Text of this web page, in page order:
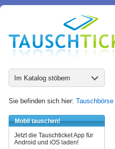
Im Katalog stöbern
Sie befinden sich hier: Tauschbörse
Mobil tauschen!
Jetzt die Tauschticket App für
Android und iOS laden!